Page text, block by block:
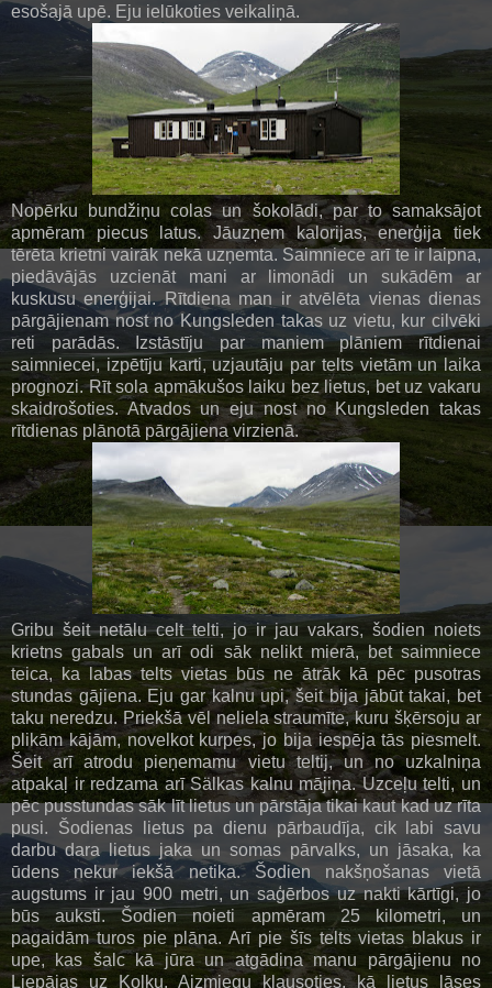
esošajā upē. Eju ielūkoties veikaliņā.
Nopērku bundžiņu colas un šokolādi, par to samaksājot
apmēram piecus latus. Jāuzņem kalorijas, enerģija tiek
tērēta krietni vairāk nekā uzņemta. Saimniece arī te ir laipna,
piedāvājās uzcienāt mani ar limonādi un sukādēm ar
kuskusu enerģijai. Rītdiena man ir atvēlēta vienas dienas
pārgājienam nost no Kungsleden takas uz vietu, kur cilvēki
reti parādās. Izstāstīju par maniem plāniem rītdienai
saimniecei, izpētīju karti, uzjautāju par telts vietām un laika
prognozi. Rīt sola apmākušos laiku bez lietus, bet uz vakaru
skaidrošoties. Atvados un eju nost no Kungsleden takas
rītdienas plānotā pārgājiena virzienā.
Gribu šeit netālu celt telti, jo ir jau vakars, šodien noiets
krietns gabals un arī odi sāk nelikt mierā, bet saimniece
teica, ka labas telts vietas būs ne ātrāk kā pēc pusotras
stundas gājiena. Eju gar kalnu upi, šeit bija jābūt takai, bet
taku neredzu. Priekšā vēl neliela straumīte, kuru šķērsoju ar
plikām kājām, novelkot kurpes, jo bija iespēja tās piesmelt.
Šeit arī atrodu pieņemamu vietu teltij, un no uzkalniņa
atpakaļ ir redzama arī Sälkas kalnu mājiņa. Uzceļu telti, un
pēc pusstundas sāk līt lietus un pārstāja tikai kaut kad uz rīta
pusi. Šodienas lietus pa dienu pārbaudīja, cik labi savu
darbu dara lietus jaka un somas pārvalks, un jāsaka, ka
ūdens nekur iekšā netika. Šodien nakšņošanas vietā
augstums ir jau 900 metri, un saģērbos uz nakti kārtīgi, jo
būs auksti. Šodien noieti apmēram 25 kilometri, un
pagaidām turos pie plāna. Arī pie šīs telts vietas blakus ir
upe, kas šalc kā jūra un atgādina manu pārgājienu no
Liepājas uz Kolku. Aizmiegu klausoties, kā lietus lāses